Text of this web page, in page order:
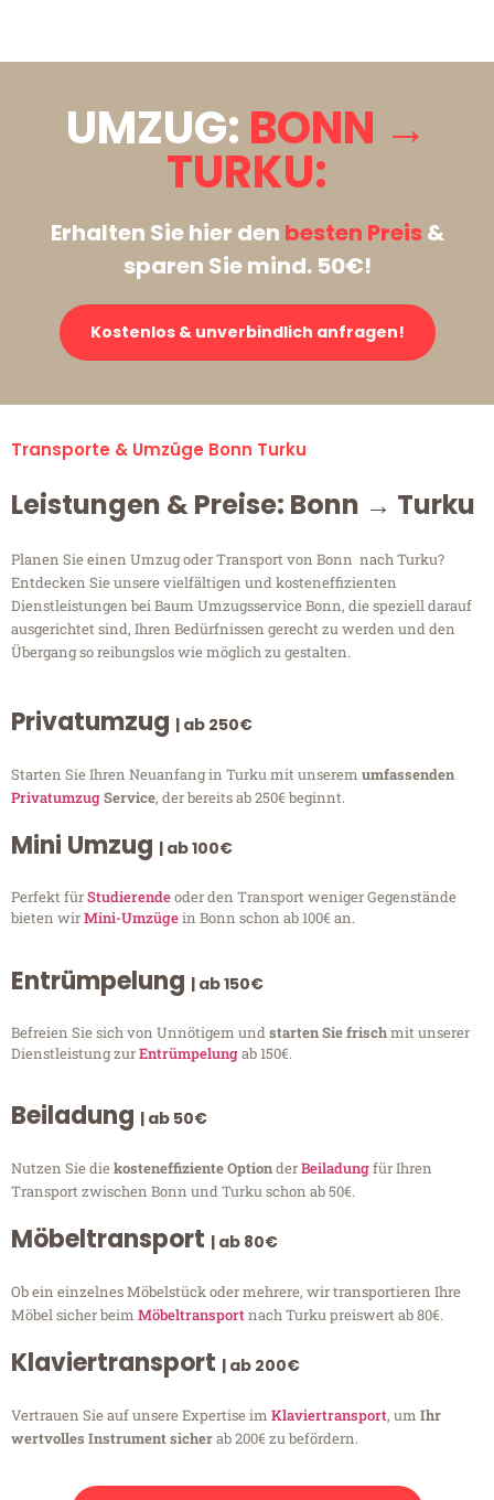
UMZUG: BONN →
TURKU:
Erhalten Sie hier den besten Preis&
sparen Sie mind. 50€!
Kostenlos & unverbindlich anfragen!
Transporte & Umzüge Bonn Turku
Leistungen & Preise: Bonn → Turku
Planen Sie einen Umzug oder Transport von Bonn nach Turku?
Entdecken Sie unsere vielfältigen und kosteneffizienten
Dienstleistungen bei Baum Umzugsservice Bonn, die speziell darauf
ausgerichtet sind, Ihren Bedürfnissen gerecht zu werden und den
Übergang so reibungslos wie möglich zu gestalten.
Privatumzug | ab 250€
Starten Sie Ihren Neuanfang in Turku mit unserem umfassenden
PrivatumzugService, der bereits ab 250€ beginnt.
Mini Umzug | ab 100€
Perfekt fürStudierendeoder den Transport weniger Gegenstände
bieten wirMini-Umzügein Bonn schon ab 100€ an.
Entrümpelung | ab 150€
Befreien Sie sich von Unnötigem undstarten Sie frischmit unserer
Dienstleistung zurEntrümpelungab 150€.
Beiladung | ab 50€
Nutzen Sie diekosteneffiziente OptionderBeiladungfür Ihren
Transport zwischen Bonn und Turku schon ab 50€.
Möbeltransport | ab 80€
Ob ein einzelnes Möbelstück oder mehrere, wir transportieren Ihre
Möbel sicher beim Möbeltransportnach Turku preiswert ab 80€.
Klaviertransport | ab 200€
Vertrauen Sie auf unsere Expertise im Klaviertransport, um Ihr
wertvolles Instrument sicherab 200€ zu befördern.